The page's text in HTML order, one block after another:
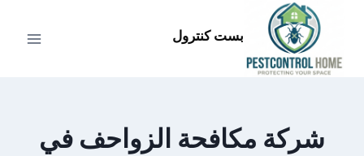
المحتوى
بست كنترول
شركة مكافحة الزواحف في